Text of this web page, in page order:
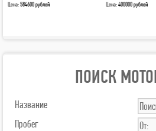
Цена:584600 рублей Цена:400000 рублей
ПОИСК
Название
Пробег